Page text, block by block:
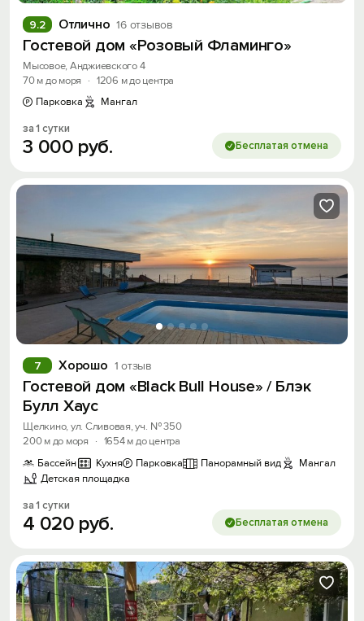
Отлично 16 отзывов
9.2
Гостевой дом «Розовый Фламинго»
Мысовое, Анджиевского 4
70 м до моря
· 1206 м до центра
Парковка
Мангал
за 1 сутки
3 000 руб. Бесплатая отмена
Хорошо 1 отзыв
7
Гостевой дом «Black Bull House» / Блэк
Булл Хаус
Щелкино, ул. Сливовая, уч. № 350
200 м до моря
· 1654 м до центра
Бассейн
Кухня Парковка Панорамный вид
Мангал
Детская площадка
за 1 сутки
4 020 руб. Бесплатая отмена
Скидка −5%
Хочешь дешевле? Оставь почту и получи
промокод на первое бронирование!
Получить промокод
Вход на сайт
Зарегистрироваться
Войти